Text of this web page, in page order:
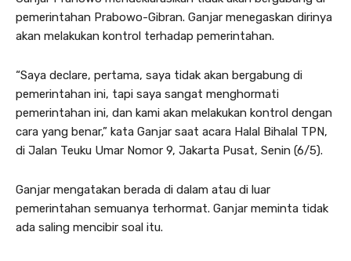
pemerintahan Prabowo-Gibran. Ganjar menegaskan dirinya
akan melakukan kontrol terhadap pemerintahan.
“Saya declare, pertama, saya tidak akan bergabung di
pemerintahan ini, tapi saya sangat menghormati
pemerintahan ini, dan kami akan melakukan kontrol dengan
cara yang benar,” kata Ganjar saat acara Halal Bihalal TPN,
di Jalan Teuku Umar Nomor 9, Jakarta Pusat, Senin (6/5).
Ganjar mengatakan berada di dalam atau di luar
pemerintahan semuanya terhormat. Ganjar meminta tidak
ada saling mencibir soal itu.